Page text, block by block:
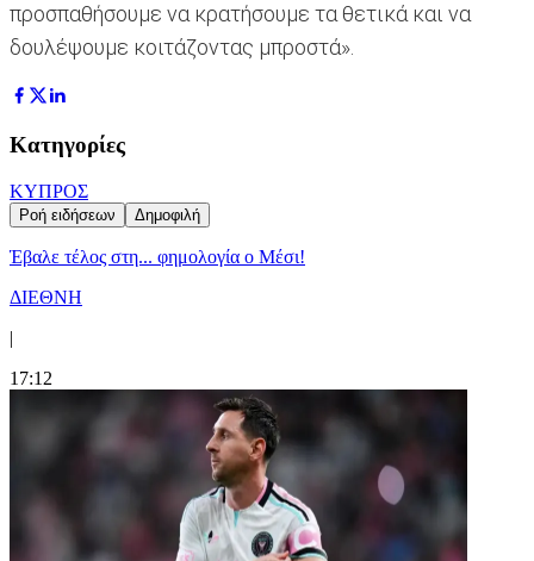
προσπαθήσουμε να κρατήσουμε τα θετικά και να
δουλέψουμε κοιτάζοντας μπροστά».
Κατηγορίες
ΚΥΠΡΟΣ
Ροή ειδήσεων Δημοφιλή
Έβαλε τέλος στη... φημολογία o Μέσι!
ΔΙΕΘΝΗ
|
17:12